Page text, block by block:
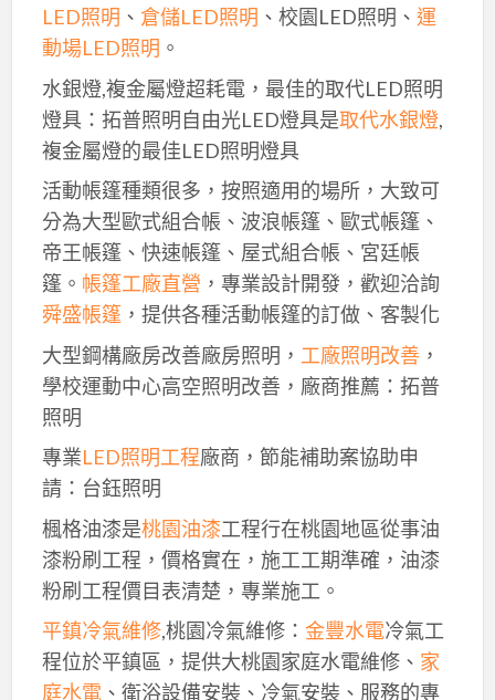
LED照明 、 倉儲LED照明 、校園LED照明、 運
動場LED照明 。
水銀燈,複金屬燈超耗電，最佳的取代LED照明
燈具：拓普照明自由光LED燈具是取代水銀燈,
複金屬燈的最佳LED照明燈具
活動帳篷種類很多，按照適用的場所，大致可
分為大型歐式組合帳、波浪帳篷、歐式帳篷、
帝王帳篷、快速帳篷、屋式組合帳、宮廷帳
篷。 帳篷工廠直營 ，專業設計開發，歡迎洽詢
舜盛帳篷，提供各種活動帳篷的訂做、客製化
大型鋼構廠房改善廠房照明， 工廠照明改善，
學校運動中心高空照明改善，廠商推薦：拓普
照明
專業LED照明工程廠商，節能補助案協助申
請：台鈺照明
楓格油漆是桃園油漆工程行在桃園地區從事油
漆粉刷工程，價格實在，施工工期準確，油漆
粉刷工程價目表清楚，專業施工。
平鎮冷氣維修,桃園冷氣維修： 金豐水電冷氣工
程位於平鎮區，提供大桃園家庭水電維修、 家
庭水電、衛浴設備安裝、冷氣安裝、服務的專